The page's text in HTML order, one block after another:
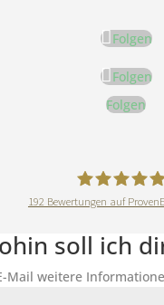
Folgen
Folgen
Folgen
192 Bewertungen auf
soll ich
weitere